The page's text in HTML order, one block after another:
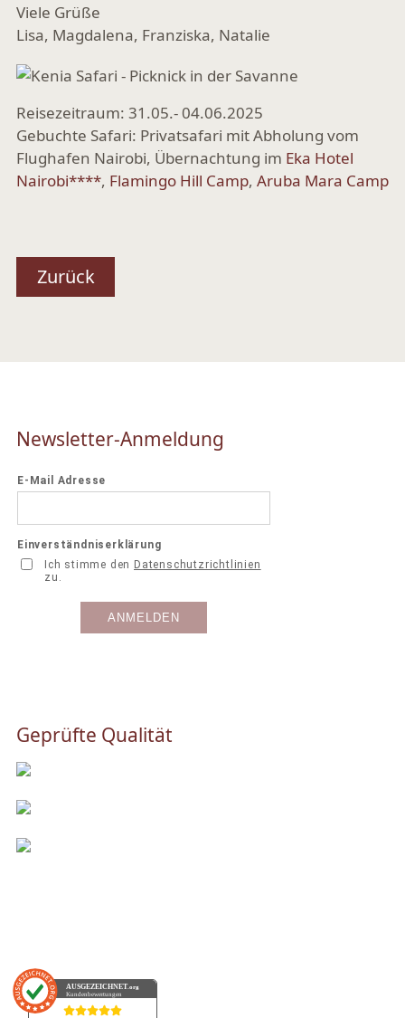
Viele Grüße
Lisa, Magdalena, Franziska, Natalie
Reisezeitraum: 31.05.- 04.06.2025
Gebuchte Safari: Privatsafari mit Abholung vom
Flughafen Nairobi, Übernachtung im Eka Hotel
Nairobi****, Flamingo Hill Camp, Aruba Mara Camp
Zurück
Newsletter-Anmeldung
Geprüfte Qualität
AUSGEZEICHNET.org
Kundenbewertungen